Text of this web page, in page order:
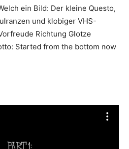
ein Bild: Der kleine Questo,
und klobiger VHS-
Richtung Glotze
Started from the bottom now